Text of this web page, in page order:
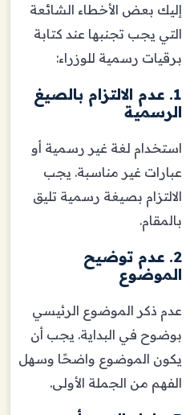
إليك بعض الأخطاء الشائعة
التي يجب تجنبها عند كتابة
برقيات رسمية للوزراء:
1. عدم الالتزام بالصيغ
الرسمية
استخدام لغة غير رسمية أو
عبارات غير مناسبة. يجب
الالتزام بصيغة رسمية تليق
بالمقام.
2. عدم توضيح
الموضوع
عدم ذكر الموضوع الرئيسي
بوضوح في البداية. يجب أن
يكون الموضوع واضحًا وسهل
الفهم من الجملة الأولى.